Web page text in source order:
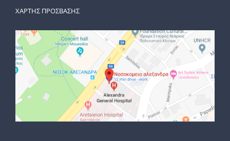
ΧΑΡΤΗΣ ΠΡΟΣΒΑΣΗΣ